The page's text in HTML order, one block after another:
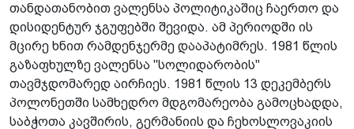
თანდათანობით ვალენსა პოლიტიკაშიც ჩაერთო და
დისიდენტურ ჯგუფებში შევიდა. ამ პერიოდში ის
მცირე ხნით რამდენჯერმე დააპატიმრეს. 1981 წლის
გაზაფხულზე ვალენსა "სოლიდარობის"
თავმჯდომარედ აირჩიეს. 1981 წლის 13 დეკემბერს
პოლონეთში სამხედრო მდგომარეობა გამოცხადდა,
საბჭოთა კავშირის, გერმანიის და ჩეხოსლოვაკიის